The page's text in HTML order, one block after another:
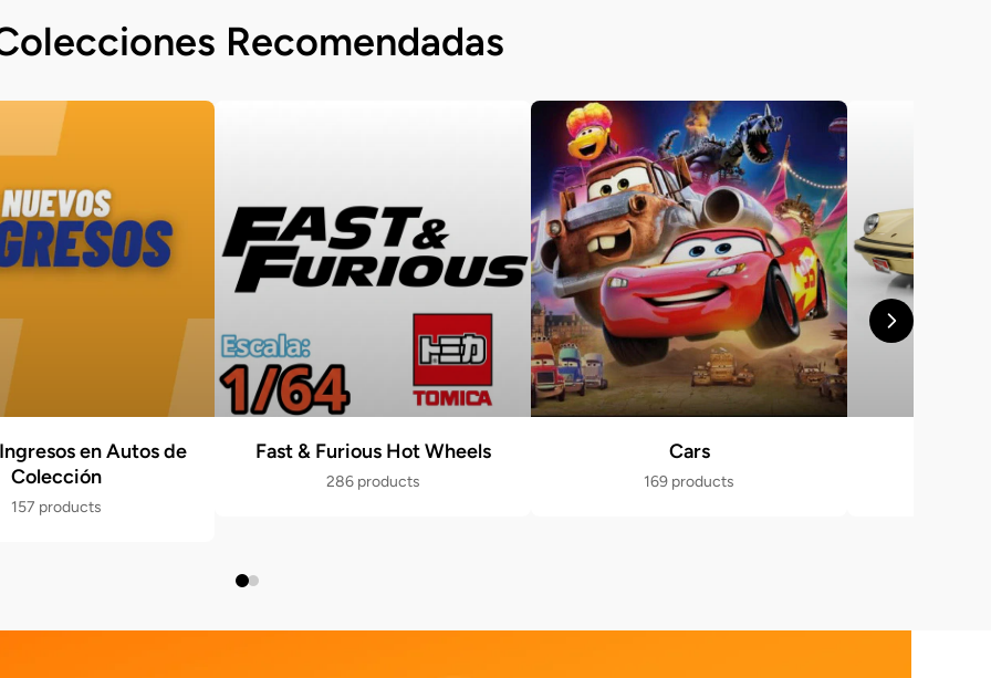
Recomendadas
en Autos de
Colección
157 products
Fast & Furious Hot Wheels
286 products
Cars
169 products